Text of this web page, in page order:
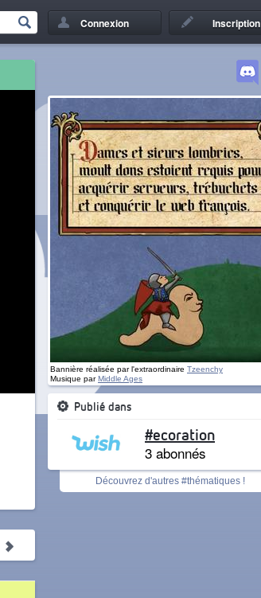
Connexion Inscription
Bannière réalisée par l'extraordinaire Tzeenchy
Musique parMiddle Ages
Publié dans
#ecoration
3 abonnés
Découvrez d'autres #thématiques !